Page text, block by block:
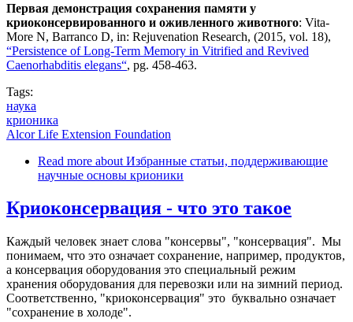
Первая демонстрация сохранения памяти у
криоконсервированного и оживленного животного: Vita-
More N, Barranco D, in: Rejuvenation Research, (2015, vol. 18),
“Persistence of Long-Term Memory in Vitrified and Revived
Caenorhabditis elegans“, pg. 458-463.
Tags:
наука
крионика
Alcor Life Extension Foundation
Read more about Избранные статьи, поддерживающие
научные основы крионики
Криоконсервация - что это такое
Каждый человек знает слова "консервы", "консервация". Мы
понимаем, что это означает сохранение, например, продуктов,
а консервация оборудования это специальный режим
хранения оборудования для перевозки или на зимний период.
Соответственно, "криоконсервация" это буквально означает
"сохранение в холоде".